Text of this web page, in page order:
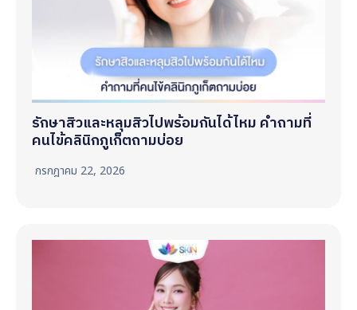
รักษาสิวและหลุมสิวไปพร้อมกันได้ไหม คำถามที่
คนไข้คลินิกภูเก็ตถามบ่อย
กรกฎาคม 22, 2026